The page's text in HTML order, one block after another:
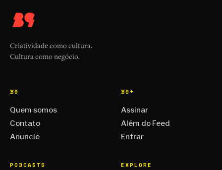
Criatividade como cultura.
Cultura como negócio.
B9
Quem somos
Contato
Anuncie
B9+
Assinar
Além do Feed
Entrar
PODCASTS EXPLORE